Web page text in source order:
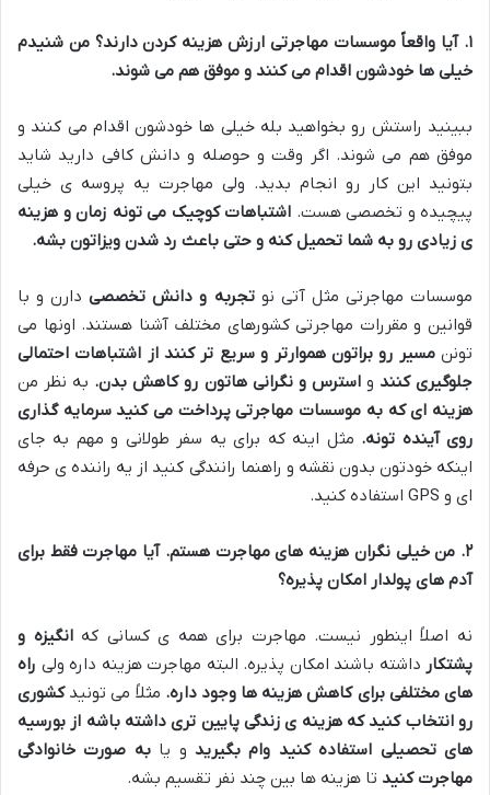
۱.آیا واقعاً موسسات مهاجرتی ارزش هزینه کردن دارند؟ من شنیدم
خیلی ها خودشون اقدام می کنند و موفق هم می شوند.
ببینید راستش رو بخواهید بله خیلی ها خودشون اقدام می کنند و
موفق هم می شوند. اگر وقت و حوصله و دانش کافی دارید شاید
بتونید این کار رو انجام بدید. ولی مهاجرت یه پروسه ی خیلی
پیچیده و تخصصی هست. اشتباهات کوچیک می تونه زمان و هزینه
ی زیادی رو به شما تحمیل کنه و حتی باعث رد شدن ویزاتون بشه.
موسسات مهاجرتی مثل آتی نوتجربه و دانش تخصصیدارن و با
قوانین و مقررات مهاجرتی کشورهای مختلف آشنا هستند. اونها می
توننمسیر رو براتون هموارتر و سریع تر کنند از اشتباهات احتمالی
جلوگیری کنند واسترس و نگرانی هاتون رو کاهش بدن. به نظر من
هزینه ای که به موسسات مهاجرتی پرداخت می کنید سرمایه گذاری
روی آینده تونه. مثل اینه که برای یه سفر طولانی و مهم به جای
اینکه خودتون بدون نقشه و راهنما رانندگی کنید از یه راننده ی حرفه
ای و
استفاده کنید.
۲. من خیلی نگران هزینه های مهاجرت هستم.آیا مهاجرت فقط برای
آدم های پولدار امکان پذیره؟
نه اصلاً اینطور نیست. مهاجرت برای همه ی کسانی کهانگیزه و
پشتکار داشته باشند امکان پذیره. البته مهاجرت هزینه داره ولی راه
های مختلفی برای کاهش هزینه ها وجود داره. مثلاً می تونیدکشوری
رو انتخاب کنید که هزینه ی زندگی پایین تری داشته باشه از بورسیه
های تحصیلی استفاده کنید وام بگیریدو یابه صورت خانوادگی
مهاجرت کنید تا هزینه ها بین چند نفر تقسیم بشه.